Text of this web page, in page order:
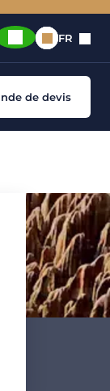
FR
de devis